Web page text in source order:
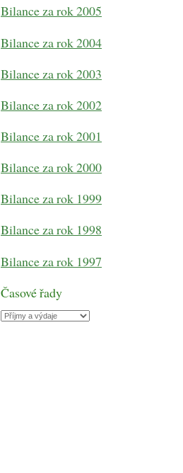
Bilance za rok 2005
Bilance za rok 2004
Bilance za rok 2003
Bilance za rok 2002
Bilance za rok 2001
Bilance za rok 2000
Bilance za rok 1999
Bilance za rok 1998
Bilance za rok 1997
Časové řady